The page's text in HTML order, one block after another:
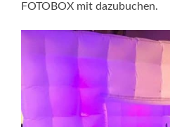
FOTOBOX mit dazubuchen.